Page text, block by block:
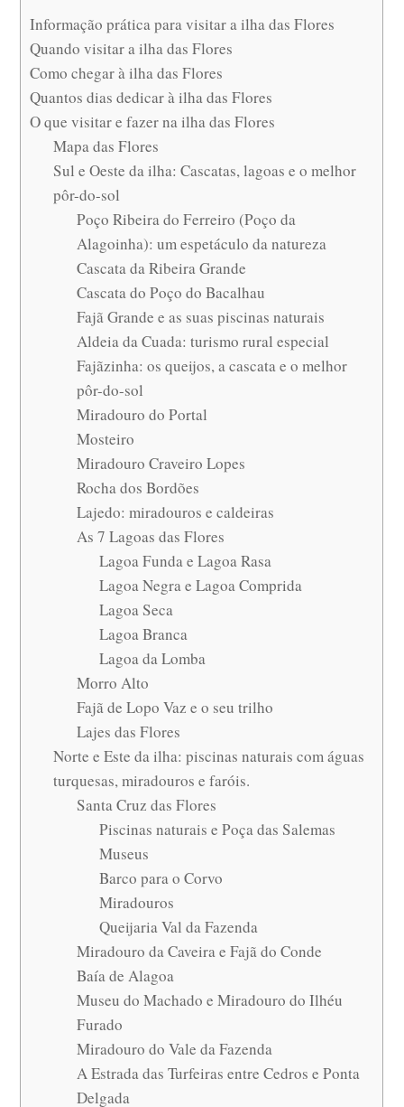
Informação prática para visitar a ilha das Flores
Quando visitar a ilha das Flores
Como chegar à ilha das Flores
Quantos dias dedicar à ilha das Flores
O que visitar e fazer na ilha das Flores
Mapa das Flores
Sul e Oeste da ilha: Cascatas, lagoas e o melhor
pôr-do-sol
Poço Ribeira do Ferreiro (Poço da
Alagoinha): um espetáculo da natureza
Cascata da Ribeira Grande
Cascata do Poço do Bacalhau
Fajã Grande e as suas piscinas naturais
Aldeia da Cuada: turismo rural especial
Fajãzinha: os queijos, a cascata e o melhor
pôr-do-sol
Miradouro do Portal
Mosteiro
Miradouro Craveiro Lopes
Rocha dos Bordões
Lajedo: miradouros e caldeiras
As 7 Lagoas das Flores
Lagoa Funda e Lagoa Rasa
Lagoa Negra e Lagoa Comprida
Lagoa Seca
Lagoa Branca
Lagoa da Lomba
Morro Alto
Fajã de Lopo Vaz e o seu trilho
Lajes das Flores
Norte e Este da ilha: piscinas naturais com águas
turquesas, miradouros e faróis.
Santa Cruz das Flores
Piscinas naturais e Poça das Salemas
Museus
Barco para o Corvo
Miradouros
Queijaria Val da Fazenda
Miradouro da Caveira e Fajã do Conde
Baía de Alagoa
Museu do Machado e Miradouro do Ilhéu
Furado
Miradouro do Vale da Fazenda
A Estrada das Turfeiras entre Cedros e Ponta
Delgada